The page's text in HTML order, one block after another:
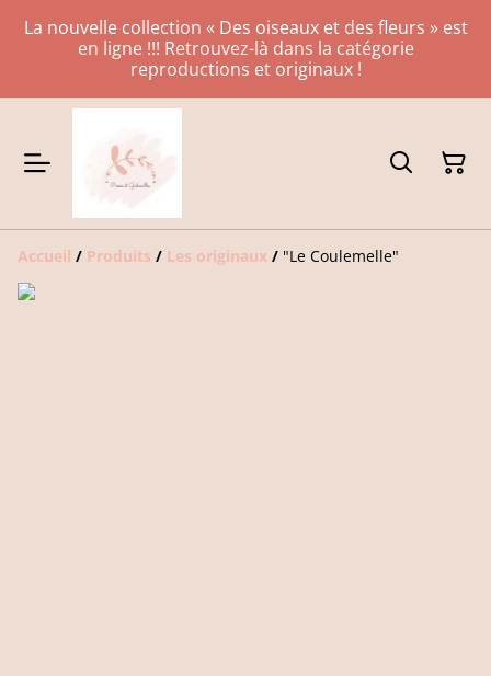
La nouvelle collection « Des oiseaux et des fleurs » est
en ligne !!! Retrouvez-là dans la catégorie
reproductions et originaux !
Accueil / Produits / Les originaux / "Le Coulemelle"